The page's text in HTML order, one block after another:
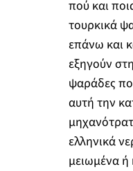
πού και
τουρκικά
επάνω και
εξηγούν
ψαράδες
αυτή την
ελληνικά
μειωμένα ή